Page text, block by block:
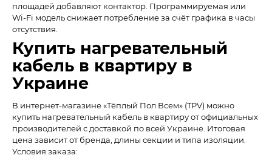
площадей добавляют контактор. Программируемая или
Wi-Fi модель снижает потребление за счёт графика в часы
отсутствия.
Купить нагревательный
кабель в квартиру в
Украине
В интернет-магазине «Тёплый Пол Всем» (TPV) можно
купить нагревательный кабель в квартиру от официальных
производителей с доставкой по всей Украине. Итоговая
цена зависит от бренда, длины секции и типа изоляции.
Условия заказа: